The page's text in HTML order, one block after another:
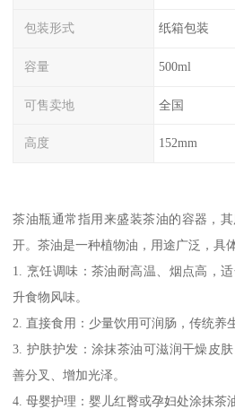
包装形式 纸箱包装
容量 500ml
可售卖地 全国
高度 152mm
茶油瓶通常指用来盛装茶油的容器，
开。茶油是一种植物油，用途广泛，具
1. 烹饪调味：茶油耐高温、烟点高，
升食物风味。
2. 直接食用：少量饮用可润肠，传统养
3. 护肤护发：涂抹茶油可滋润干燥皮
善分叉、增加光泽。
4. 母婴护理：婴儿红臀或孕妇处涂抹茶